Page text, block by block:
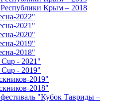
Крым – 2018
2022"
2021"
2020"
2019"
2018"
- 2021"
- 2019"
2019"
2018"
"Кубок Тавриды –